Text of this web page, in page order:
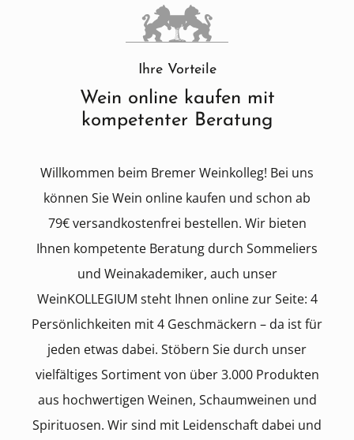
Ihre Vorteile
Wein online kaufen mit
kompetenter Beratung
Willkommen beim Bremer Weinkolleg! Bei uns
können Sie Wein online kaufen und schon ab
79€ versandkostenfrei bestellen. Wir bieten
Ihnen kompetente Beratung durch Sommeliers
und Weinakademiker, auch unser
WeinKOLLEGIUM steht Ihnen online zur Seite: 4
Persönlichkeiten mit 4 Geschmäckern – da ist für
jeden etwas dabei. Stöbern Sie durch unser
vielfältiges Sortiment von über 3.000 Produkten
aus hochwertigen Weinen, Schaumweinen und
Spirituosen. Wir sind mit Leidenschaft dabei und